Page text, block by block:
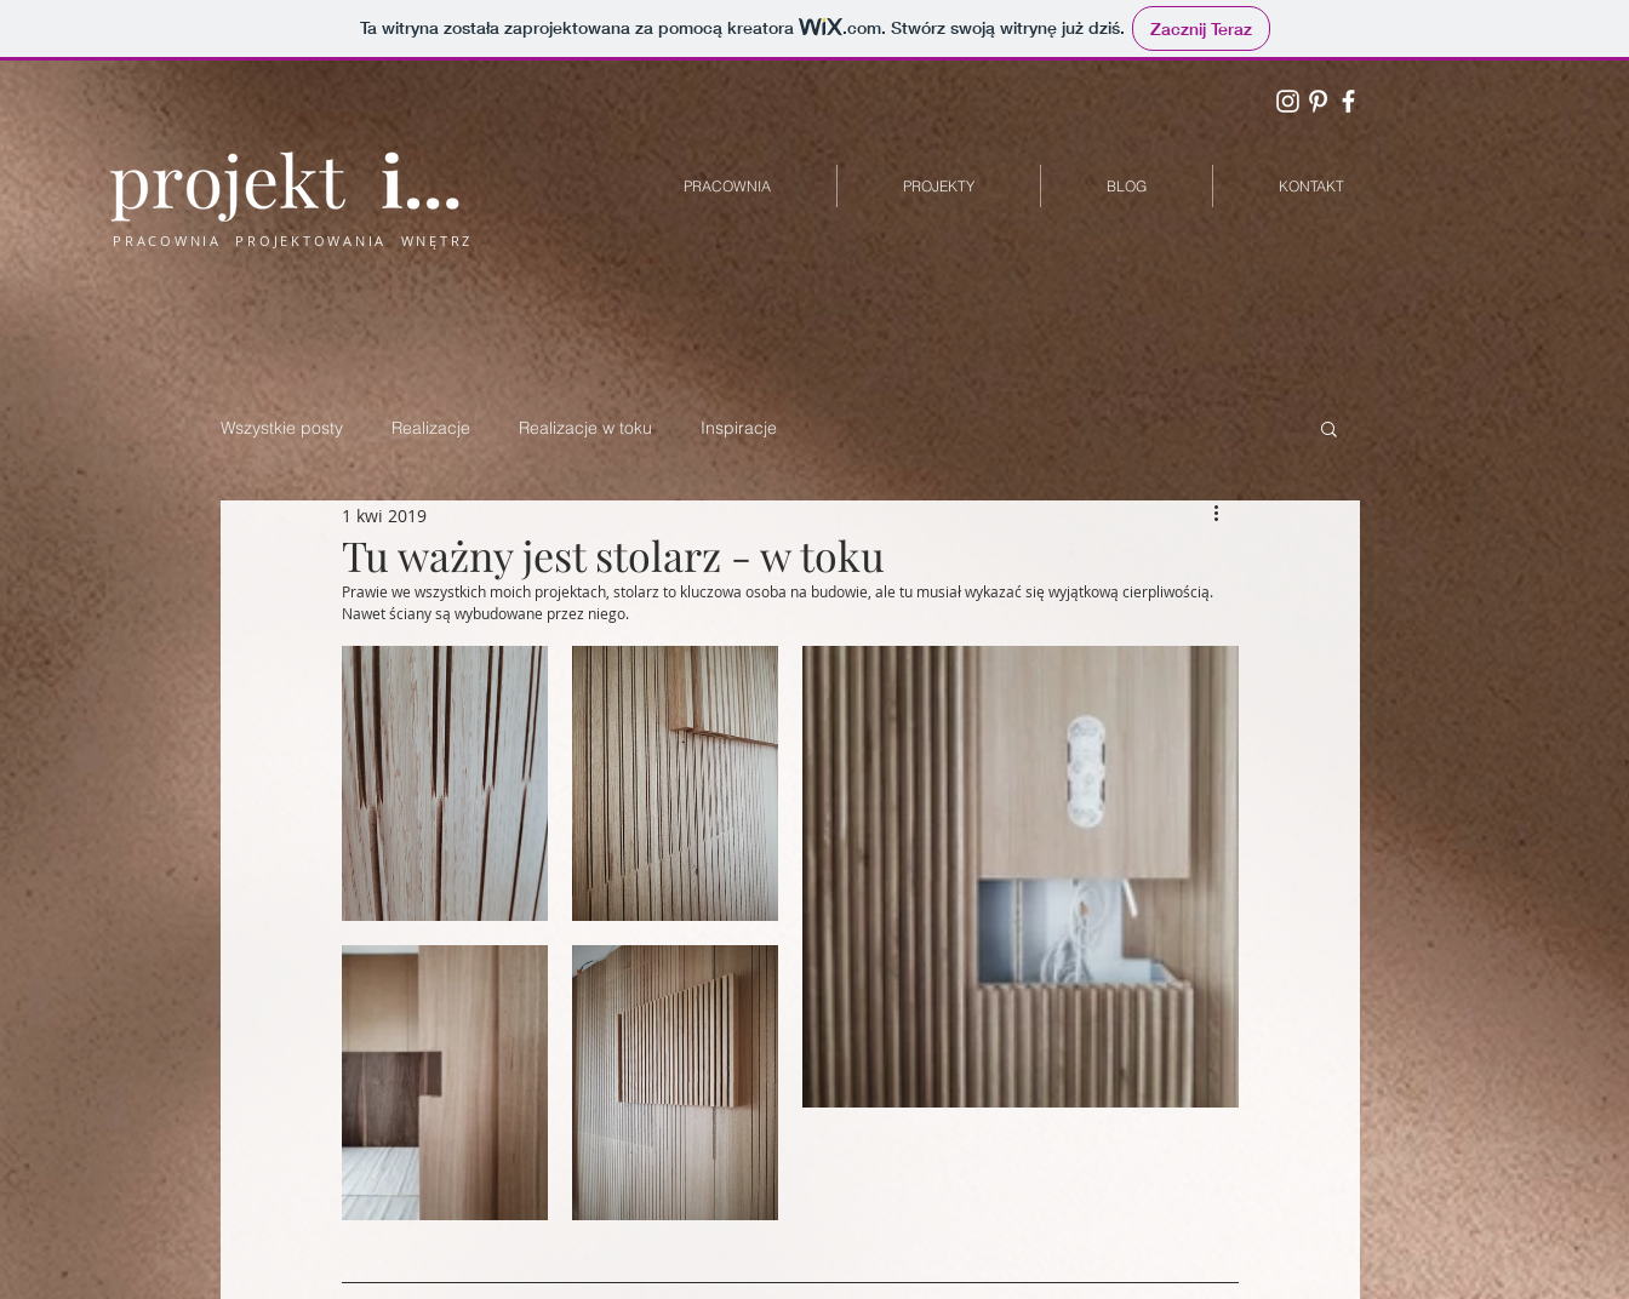
Ta witryna została zaprojektowana za pomocą kreatora .com. Stwórz swoją witrynę już dziś. Zacznij Teraz
Wszystkie posty Realizacje Realizacje w toku Inspiracje
Tu ważny jest stolarz - w toku
1 kwi 2019
Prawie we wszystkich moich projektach, stolarz to kluczowa osoba na budowie, ale tu musiał wykazać się wyjątkową cierpliwością.
Nawet ściany są wybudowane przez niego.
PRACOWNIA PROJEKTOWANIA WNĘTRZ
PRACOWNIA PROJEKTY BLOG KONTAKT